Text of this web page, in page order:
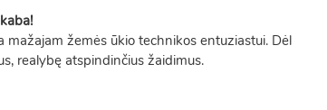
žemės ūkio technikos entuziastui. Dėl
realybę atspindinčius žaidimus.